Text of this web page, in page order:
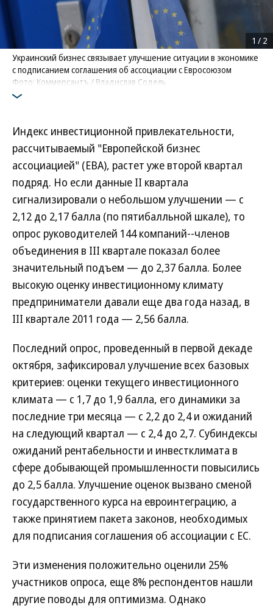
Украинский бизнес связывает улучшение ситуации в экономике
с подписанием соглашения об ассоциации с Евросоюзом
Фото: Коммерсантъ / Владислав Содель
1 / 2
Индекс инвестиционной привлекательности,
рассчитываемый "Европейской бизнес
ассоциацией" (EBA), растет уже второй квартал
подряд. Но если данные II квартала
сигнализировали о небольшом улучшении — с
2,12 до 2,17 балла (по пятибалльной шкале), то
опрос руководителей 144 компаний--членов
объединения в III квартале показал более
значительный подъем — до 2,37 балла. Более
высокую оценку инвестиционному климату
предприниматели давали еще два года назад, в
III квартале 2011 года — 2,56 балла.
Последний опрос, проведенный в первой декаде
октября, зафиксировал улучшение всех базовых
критериев: оценки текущего инвестиционного
климата — с 1,7 до 1,9 балла, его динамики за
последние три месяца — с 2,2 до 2,4 и ожиданий
на следующий квартал — с 2,4 до 2,7. Субиндексы
ожиданий рентабельности и инвестклимата в
сфере добывающей промышленности повысились
до 2,5 балла. Улучшение оценок вызвано сменой
государственного курса на евроинтеграцию, а
также принятием пакета законов, необходимых
для подписания соглашения об ассоциации с ЕС.
Эти изменения положительно оценили 25%
участников опроса, еще 8% респондентов нашли
другие поводы для оптимизма. Однако